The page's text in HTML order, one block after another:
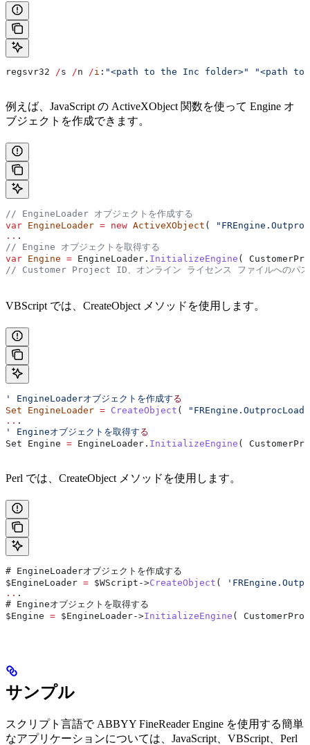
regsvr32 /s /n /i : "<path to the Inc folder>" "<path to
例えば、JavaScript の ActiveXObject 関数を使って Engine オ
ブジェクトを作成できます。
// EngineLoader オブジェクトを作成する
var EngineLoader = new ActiveXObject (
.. .
// Engine オブジェクトを取得する
var Engine = EngineLoader . InitializeEngine (
// Customer Project ID、オンライン ライセンス ファイルへのパス
VBScript では、CreateObject メソッドを使用します。
' EngineLoaderオブジェクトを作成する
Set EngineLoader = CreateObject (
.. .
' Engineオブジェクトを取得する
Set Engine = EngineLoader . InitializeEngine (
Perl では、CreateObject メソッドを使用します。
# EngineLoaderオブジェクトを作成する
$EngineLoader = $WScript ->CreateObject (
.. .
# Engineオブジェクトを取得する
$Engine = $EngineLoader->InitializeEngine (
サンプル
スクリプト言語で ABBYY FineReader Engine を使用する簡単
なアプリケーションについては、JavaScript、VBScript、Perl